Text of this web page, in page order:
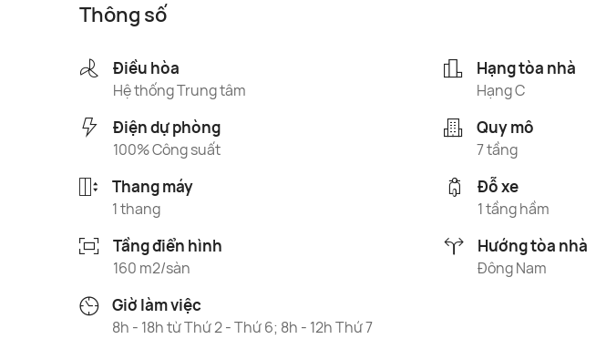
Thông số
Điều hòa
Hệ thống Trung tâm
Hạng tòa nhà
Hạng C
Điện dự phòng
100% Công suất
Quy mô
7 tầng
Thang máy
1 thang
Đỗ xe
1 tầng hầm
Tầng điển hình
160 m2/sàn
Hướng tòa nhà
Đông Nam
Giờ làm việc
8h - 18h từ Thứ 2 - Thứ 6; 8h - 12h Thứ 7